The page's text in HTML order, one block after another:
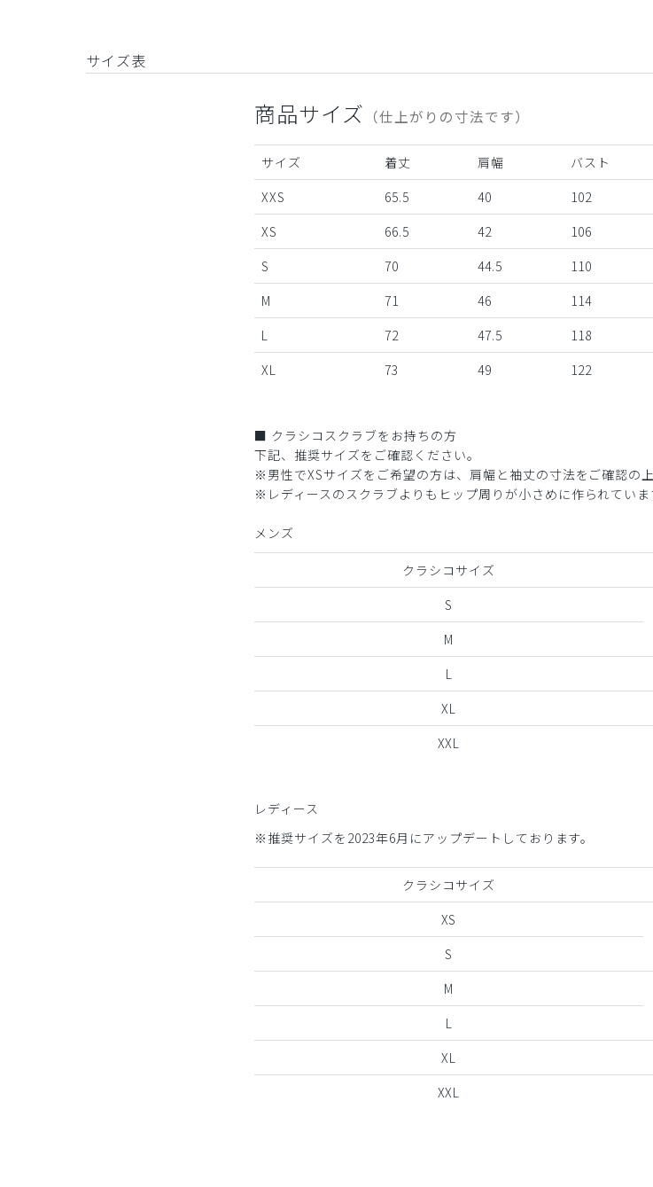
サイズ表
商品サイズ （仕上がりの寸法です）
サイズ 着丈 肩幅 バスト
XXS
65.5 40 102
XS
66.5 42 106
S
70 44.5 110
M
71 46 114
L
72 47.5 118
XL
73 49 122
■ クラシコスクラブをお持ちの方
下記、推奨サイズをご確認ください。
※男性でXSサイズをご希望の方は、肩幅と袖丈の寸法をご確認の上
※レディースのスクラブよりもヒップ周りが小さめに作られていま
メンズ
クラシコサイズ
S
M
L
XL
XXL
レディース
※推奨サイズを2023年6月にアップデートしております。
クラシコサイズ
XS
S
M
L
XL
XXL